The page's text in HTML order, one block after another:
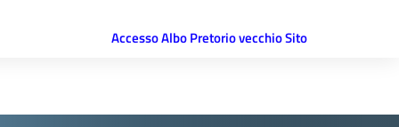
Accesso Albo Pretorio vecchio Sito